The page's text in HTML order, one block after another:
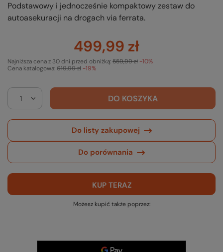
Podstawowy i jednocześnie kompaktowy zestaw do
autoasekuracji na drogach via ferrata.
499,99 zł
Cena katalogowa:619,99 zł -19%
Najniższa cena z 30 dni przed obniżką:559,99 zł -10%
DO KOSZYKA
Do listy zakupowej
Do porównania
KUP TERAZ
Możesz kupić także poprzez: